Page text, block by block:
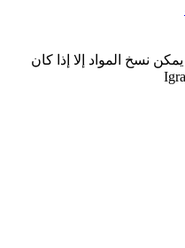
الطبع والنشر © 2010-2023 لا يمكن نسخ المواد إلا إذا كان